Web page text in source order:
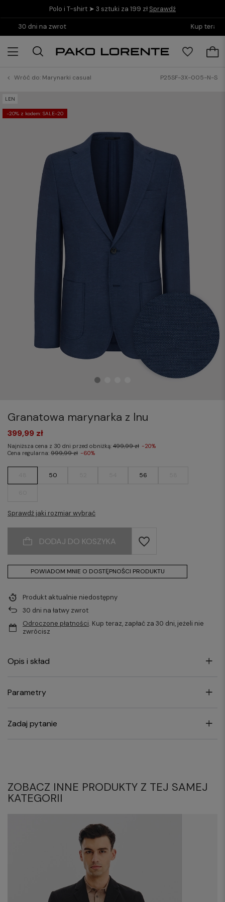
Polo i T-shirt ➤ 3 sztuki za 199 zł Sprawdź
Kup teraz i zapłać do 30 dni z PayPo
Wróć do: Marynarki casual P25SF-3X-005-N-S
LEN
-20% z kodem: SALE-20
Granatowa marynarka z lnu
50 56
Sprawdź jaki rozmiar wybrać
399,99 zł
Najniższa cena z 30 dni przed obniżką: 499,99 zł -20%
Cena regularna: 999,99 zł -60%
DODAJ DO KOSZYKA
POWIADOM MNIE O DOSTĘPNOŚCI PRODUKTU
Produkt aktualnie niedostępny
30 dni na łatwy zwrot
Odroczone płatności. Kup teraz, zapłać za 30 dni, jeżeli nie
zwrócisz
Opis i skład
Parametry
Zadaj pytanie
ZOBACZ INNE PRODUKTY Z TEJ SAMEJ
KATEGORII